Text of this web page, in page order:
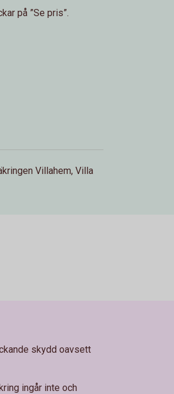
på ”Se pris”.
Villahem, Villa
skydd oavsett
ingår inte och